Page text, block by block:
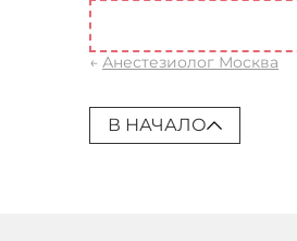
← Анестезиолог Москва
В НАЧАЛО